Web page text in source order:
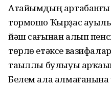
Атайымдың артабанғы
тормошо Ҡырҙас
йәш сағынан алып
төрлө етәксе
таһыллы булыуы
Белем ала алмағанына